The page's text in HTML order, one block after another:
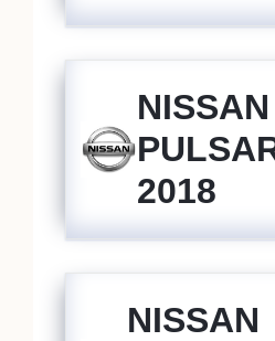
NISSAN
2018
NISSAN